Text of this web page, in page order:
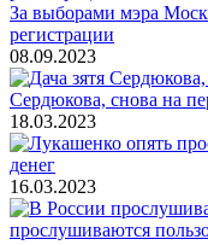
За выборами мэра
регистрации
08.09.2023
Сердюкова, снова на
18.03.2023
денег
16.03.2023
прослушиваются